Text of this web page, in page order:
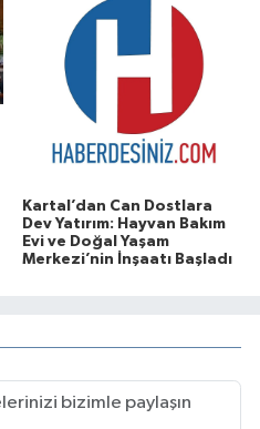
Kartal’dan Can Dostlara
Dev Yatırım: Hayvan Bakım
Evi ve Doğal Yaşam
Merkezi’nin İnşaatı Başladı